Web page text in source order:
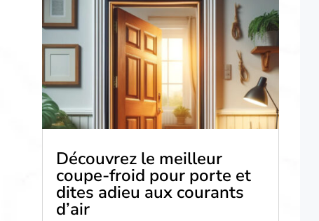
Découvrez le meilleur
coupe-froid pour porte et
dites adieu aux courants
d’air